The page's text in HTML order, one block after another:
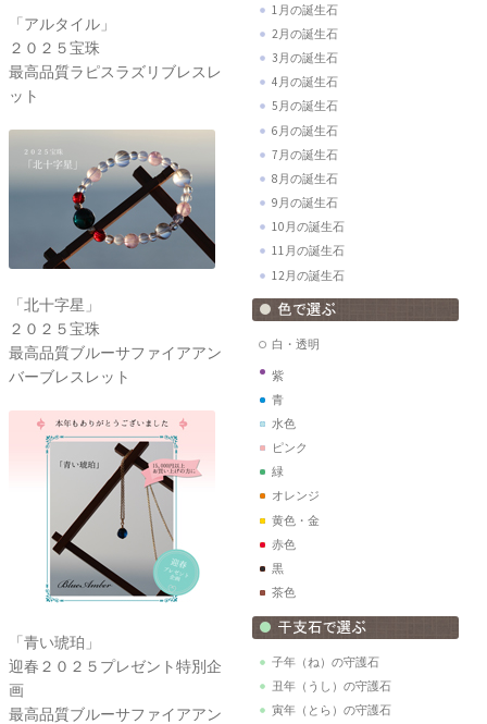
「アルタイル」
２０２５宝珠
最高品質ラピスラズリブレスレ
ット
「北十字星」
２０２５宝珠
最高品質ブルーサファイアアン
バーブレスレット
「青い琥珀」
迎春２０２５プレゼント特別企
画
最高品質ブルーサファイアアン
1月の誕生石
2月の誕生石
3月の誕生石
4月の誕生石
5月の誕生石
6月の誕生石
7月の誕生石
8月の誕生石
9月の誕生石
10月の誕生石
11月の誕生石
12月の誕生石
白・透明
紫
青
水色
ピンク
緑
オレンジ
黄色・金
赤色
黒
茶色
子年（ね）の守護石
丑年（うし）の守護石
寅年（とら）の守護石